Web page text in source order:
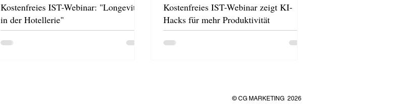
Kostenfreies IST-Webinar: "Longevity
in der Hotellerie"
Kostenfreies IST-Webinar zeigt KI-
Hacks für mehr Produktivität
© CG MARKETING 2026